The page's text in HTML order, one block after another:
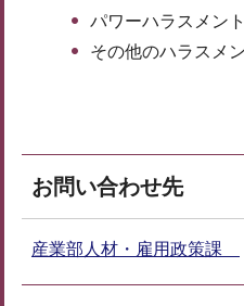
パワーハラスメン
その他のハラスメ
お問い合わせ先
産業部人材・雇用政策課